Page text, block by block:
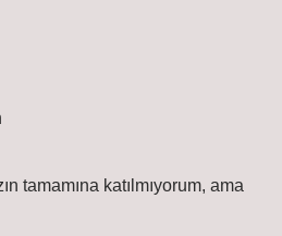
tamamına katılmıyorum, ama